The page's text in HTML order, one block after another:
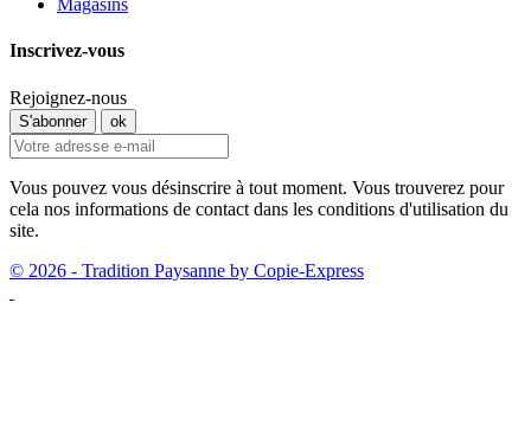
Magasins
Inscrivez-vous
Rejoignez-nous
Vous pouvez vous désinscrire à tout moment. Vous trouverez pour
cela nos informations de contact dans les conditions d'utilisation du
site.
© 2026 - Tradition Paysanne by Copie-Express